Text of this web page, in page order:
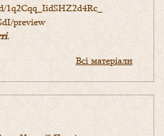
1q2Cqq_IidSHZ2d4Rc_
preview
.
Всі матеріали